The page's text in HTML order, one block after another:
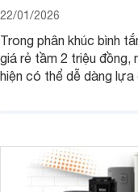
22/01/2026
Trong phân khúc bình
giá rẻ tầm 2 triệu đồng,
hiện có thể dễ dàng lựa
cơ bản, đáp ứng tốt
nước nóng hằng ngày